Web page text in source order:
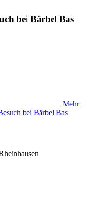
bei Bärbel Bas
Mehr
bei Bärbel Bas